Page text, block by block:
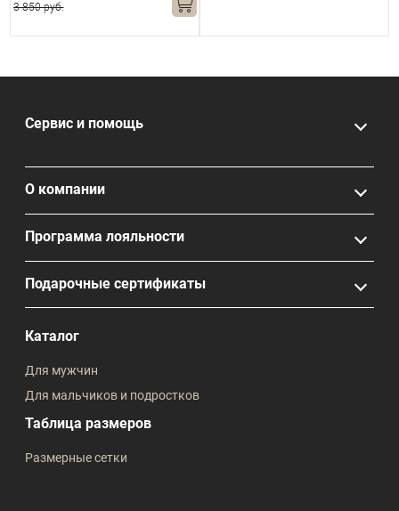
3 850 руб.
Сервис и помощь
О компании
Программа лояльности
Подарочные сертификаты
Каталог
Для мужчин
Для мальчиков и подростков
Таблица размеров
Размерные сетки